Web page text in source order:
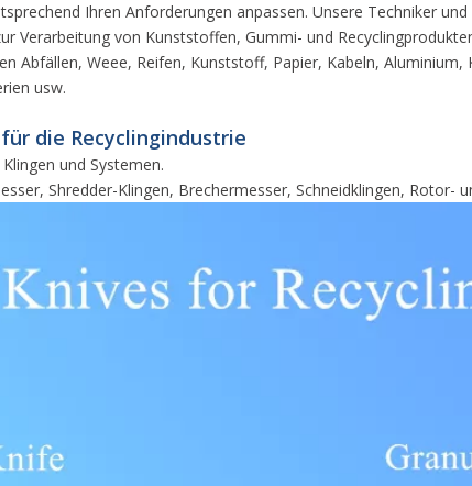
Ihren Anforderungen anpassen. Unsere Techniker
Verarbeitung von Kunststoffen, Gummi- und
Abfällen, Weee, Reifen, Kunststoff, Papier, Kabeln,
usw.
die Recyclingindustrie
und Systemen.
Shredder-Klingen, Brechermesser, Schneidklingen, Rotor-